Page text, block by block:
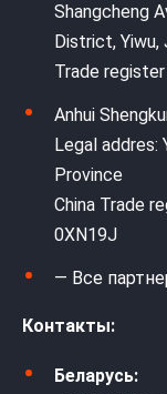
Shangcheng
District, Yiwu,
Trade
Anhui
Legal addres:
Province
China Trade
0XN19J
— Все
Контакты:
Беларусь: